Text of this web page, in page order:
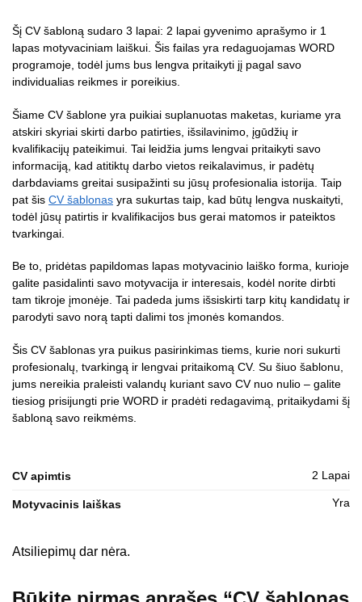
Šį CV šabloną sudaro 3 lapai: 2 lapai gyvenimo aprašymo ir 1
lapas motyvaciniam laiškui. Šis failas yra redaguojamas WORD
programoje, todėl jums bus lengva pritaikyti jį pagal savo
individualias reikmes ir poreikius.
Šiame CV šablone yra puikiai suplanuotas maketas, kuriame yra
atskiri skyriai skirti darbo patirties, išsilavinimo, įgūdžių ir
kvalifikacijų pateikimui. Tai leidžia jums lengvai pritaikyti savo
informaciją, kad atitiktų darbo vietos reikalavimus, ir padėtų
darbdaviams greitai susipažinti su jūsų profesionalia istorija. Taip
pat šis CV šablonas yra sukurtas taip, kad būtų lengva nuskaityti,
todėl jūsų patirtis ir kvalifikacijos bus gerai matomos ir pateiktos
tvarkingai.
Be to, pridėtas papildomas lapas motyvacinio laiško forma, kurioje
galite pasidalinti savo motyvacija ir interesais, kodėl norite dirbti
tam tikroje įmonėje. Tai padeda jums išsiskirti tarp kitų kandidatų ir
parodyti savo norą tapti dalimi tos įmonės komandos.
Šis CV šablonas yra puikus pasirinkimas tiems, kurie nori sukurti
profesionalų, tvarkingą ir lengvai pritaikomą CV. Su šiuo šablonu,
jums nereikia praleisti valandų kuriant savo CV nuo nulio – galite
tiesiog prisijungti prie WORD ir pradėti redagavimą, pritaikydami šį
šabloną savo reikmėms.
CV apimtis 2 Lapai
Motyvacinis laiškas Yra
Atsiliepimų dar nėra.